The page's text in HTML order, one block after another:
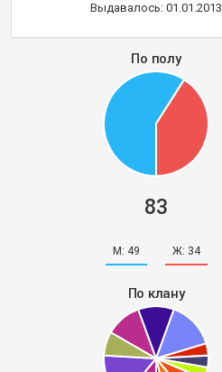
Выдавалось: 01.01.2013
По полу
83
М: 49 Ж: 34
По клану